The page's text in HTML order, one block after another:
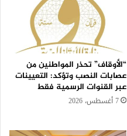
“الأوقاف” تحذر المواطنين من
عصابات النصب وتؤكد: التعيينات
عبر القنوات الرسمية فقط
7 أغسطس، 2026